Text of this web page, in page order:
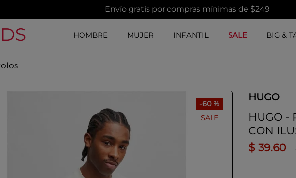
Envío gratis por compras mínimas de $249
HOMBRE MUJER INFANTIL SALE BIG &
-60 %
SALE
HUGO
HUGO -
CON
$ 39.60